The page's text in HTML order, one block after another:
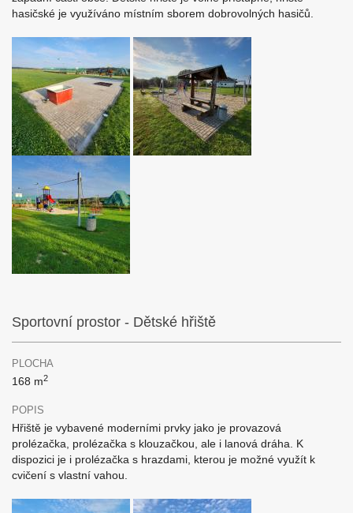
hasičské je využíváno místním sborem dobrovolných hasičů.
Sportovní prostor - Dětské hřiště
PLOCHA
168 m2
POPIS
Hřiště je vybavené moderními prvky jako je provazová
prolézačka, prolézačka s klouzačkou, ale i lanová dráha. K
dispozici je i prolézačka s hrazdami, kterou je možné využít k
cvičení s vlastní vahou.